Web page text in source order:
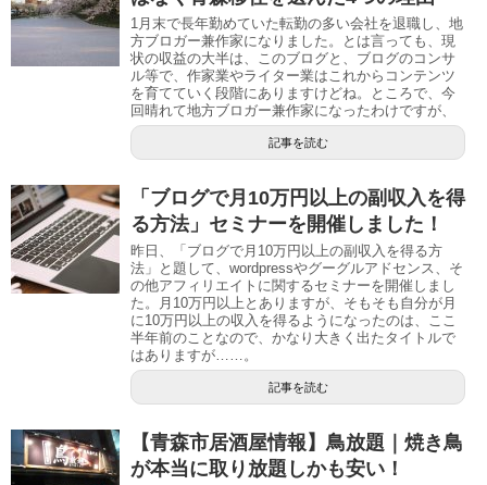
1月末で長年勤めていた転勤の多い会社を退職し、地
方ブロガー兼作家になりました。とは言っても、現
状の収益の大半は、このブログと、ブログのコンサ
ル等で、作家業やライター業はこれからコンテンツ
を育てていく段階にありますけどね。ところで、今
回晴れて地方ブロガー兼作家になったわけですが、
記事を読む
「ブログで月10万円以上の副収入を得
る方法」セミナーを開催しました！
昨日、「ブログで月10万円以上の副収入を得る方
法」と題して、wordpressやグーグルアドセンス、そ
の他アフィリエイトに関するセミナーを開催しまし
た。月10万円以上とありますが、そもそも自分が月
に10万円以上の収入を得るようになったのは、ここ
半年前のことなので、かなり大きく出たタイトルで
はありますが……。
記事を読む
【青森市居酒屋情報】鳥放題｜焼き鳥
が本当に取り放題しかも安い！